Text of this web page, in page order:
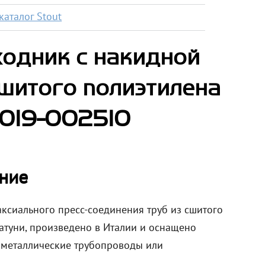
Stout
с накидной
полиэтилена
002510
пресс-соединения труб из сшитого
произведено в Италии и оснащено
трубопроводы или